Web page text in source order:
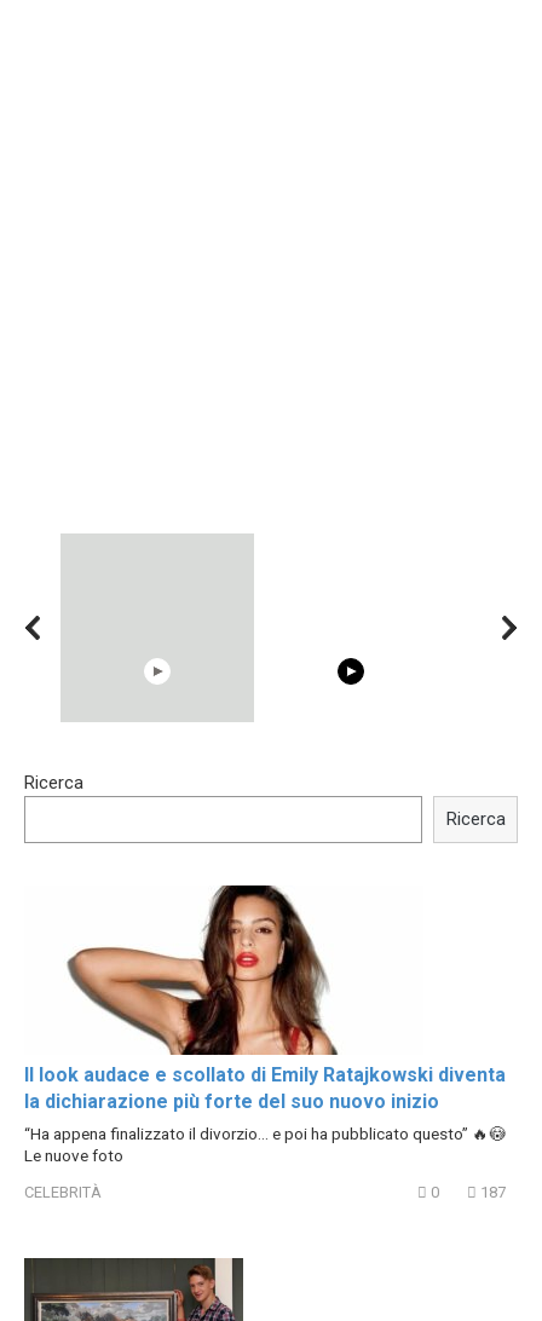
Trying BOLLYWOOD
Shocking illusion - Pretty
Ricerca
Ricerca
Il look audace e scollato di Emily Ratajkowski diventa
la dichiarazione più forte del suo nuovo inizio
“Ha appena finalizzato il divorzio… e poi ha pubblicato questo” 🔥😳
Le nuove foto
CELEBRITÀ 0 187